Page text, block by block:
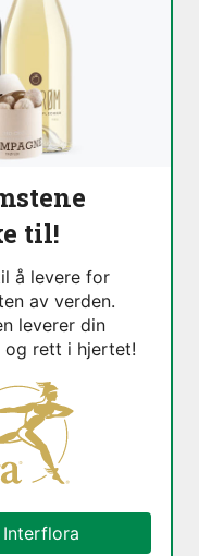
til!
å levere for
av verden.
leverer din
og rett i hjertet!